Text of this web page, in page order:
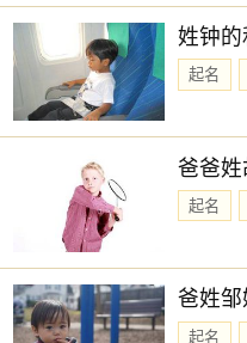
姓钟的
起名
爸爸
起名
爸姓
起名